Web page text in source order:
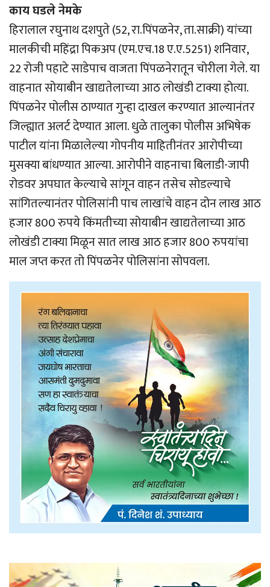
काय घडले नेमके
हिरालाल रघुनाथ दशपुते (52, रा.पिंपळनेर, ता.साक्री) यांच्या
मालकीची महिंद्रा पिकअप (एम.एच.18 ए.ए.5251) शनिवार,
22 रोजी पहाटे साडेपाच वाजता पिंपळनेरातून चोरीला गेले. या
वाहनात सोयाबीन खाद्यतेलाच्या आठ लोखंडी टाक्या होत्या.
पिंपळनेर पोलीस ठाण्यात गुन्हा दाखल करण्यात आल्यानंतर
जिल्ह्यात अलर्ट देण्यात आला. धुळे तालुका पोलीस अभिषेक
पाटील यांना मिळालेल्या गोपनीय माहितीनंतर आरोपीच्या
मुसक्या बांधण्यात आल्या. आरोपीने वाहनाचा बिलाडी-जापी
रोडवर अपघात केल्याचे सांगून वाहन तसेच सोडल्याचे
सांगितल्यानंतर पोलिसांनी पाच लाखांचे वाहन दोन लाख आठ
हजार 800 रुपये किंमतीच्या सोयाबीन खाद्यतेलाच्या आठ
लोखंडी टाक्या मिळून सात लाख आठ हजार 800 रुपयांचा
माल जप्त करत तो पिंपळनेर पोलिसांना सोपवला.